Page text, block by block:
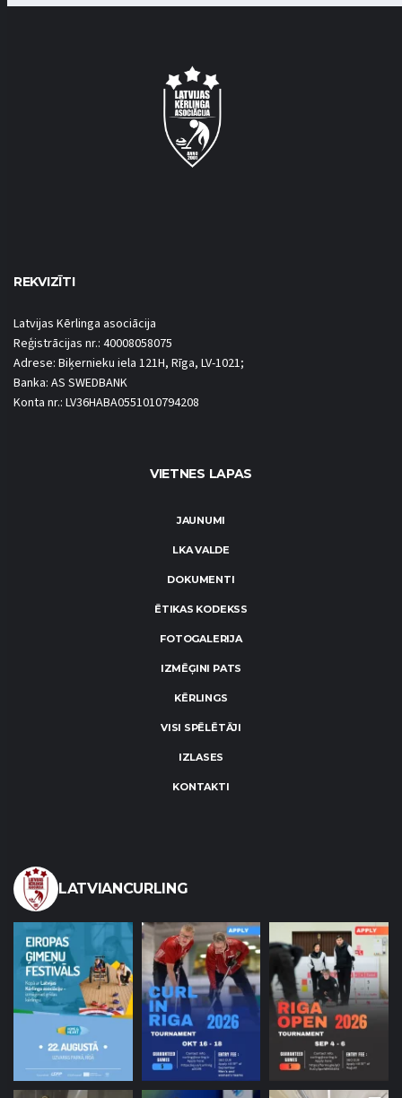
REKVIZĪTI
Latvijas Kērlinga asociācija
Reģistrācijas nr.: 40008058075
Adrese: Biķernieku iela 121H, Rīga, LV-1021;
Banka: AS SWEDBANK
Konta nr.: LV36HABA0551010794208
VIETNES LAPAS
JAUNUMI
LKA VALDE
DOKUMENTI
ĒTIKAS KODEKSS
FOTOGALERIJA
IZMĒĢINI PATS
KĒRLINGS
VISI SPĒLĒTĀJI
IZLASES
KONTAKTI
LATVIANCURLING